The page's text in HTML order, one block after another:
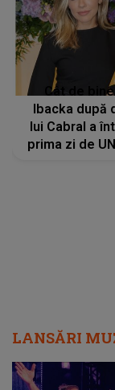
Cât de
Ibacka după
lui Cabral a
prima zi de
LANSĂRI